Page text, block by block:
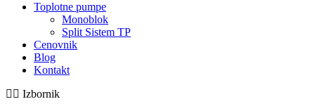
Toplotne pumpe
Monoblok
Split Sistem TP
Cenovnik
Blog
Kontakt
Izbornik